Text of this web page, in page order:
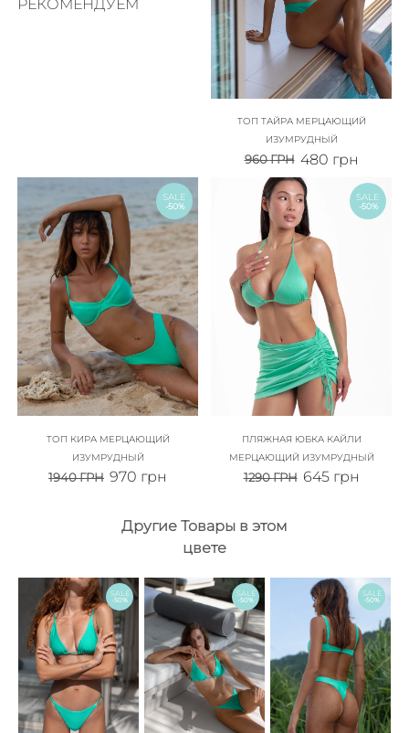
РЕКОМЕНДУЕМ
ТОП ТАЙРА МЕРЦАЮЩИЙ
ИЗУМРУДНЫЙ
960ГРН 480 грн
SALE
-50%
ТОП КИРА МЕРЦАЮЩИЙ
ИЗУМРУДНЫЙ
1940ГРН 970 грн
SALE
-50%
ПЛЯЖНАЯ ЮБКА КАЙЛИ
МЕРЦАЮЩИЙ ИЗУМРУДНЫЙ
1290ГРН 645 грн
Другие Товары в этом
цвете
SALE
-50%
SALE
-50%
SALE
-50%